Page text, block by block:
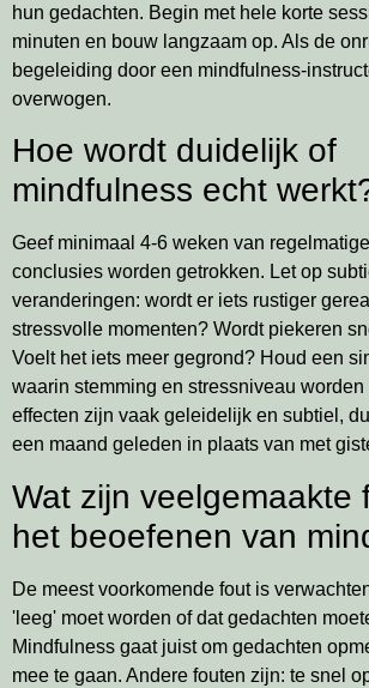
hun gedachten. Begin met hele korte
minuten en bouw langzaam op. Als de
begeleiding door een mindfulness-
overwogen.
Hoe wordt duidelijk of
mindfulness echt
Geef minimaal 4-6 weken van
conclusies worden getrokken. Let op
veranderingen: wordt er iets rustiger
stressvolle momenten? Wordt piekeren
Voelt het iets meer gegrond? Houd een
waarin stemming en stressniveau
effecten zijn vaak geleidelijk en subtiel,
een maand geleden in plaats van met
Wat zijn veelgemaakte
het beoefenen van
De meest voorkomende fout is
'leeg' moet worden of dat gedachten
Mindfulness gaat juist om gedachten
mee te gaan. Andere fouten zijn: te snel